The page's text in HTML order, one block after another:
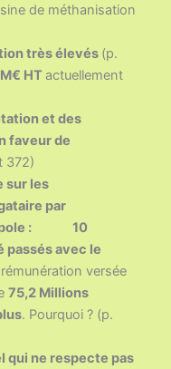
de méthanisation
très élevés (p.
HT actuellement
et des
faveur de
372)
sur les
par
:10
passés avec le
versée
75,2 Millions
. Pourquoi ? (p.
qui ne respecte pas